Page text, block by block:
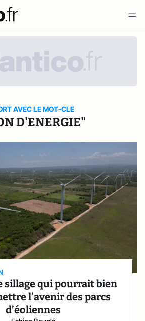
AVEC LE MOT-CLE
D'ENERGIE"
sillage qui pourrait bien
l’avenir des parcs
d’éoliennes